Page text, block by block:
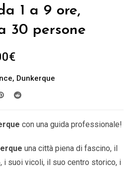
1 a 9 ore,
30 persone
€Fascia
prezzo:
da
a
, Dunkerque
con una guida professionale!
una città piena di fascino, il
i suoi vicoli, il suo centro storico, i